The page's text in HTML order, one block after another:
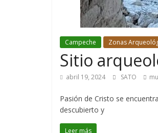
Campeche Zonas
Sitio
abril 19, 2024 SATO
Pasión de Cristo se
descubierto y
Leer más